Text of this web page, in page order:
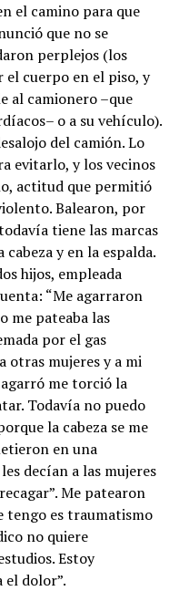
el camino para que
que no se
perplejos (los
el cuerpo en el piso, y
al camionero –que
o a su vehículo).
del camión. Lo
evitarlo, y los vecinos
actitud que permitió
Balearon, por
tiene las marcas
y en la espalda.
hijos, empleada
“Me agarraron
me pateaba las
por el gas
otras mujeres y a mi
me torció la
Todavía no puedo
la cabeza se me
en una
decían a las mujeres
Me patearon
tengo es traumatismo
no quiere
Estoy
el dolor”.